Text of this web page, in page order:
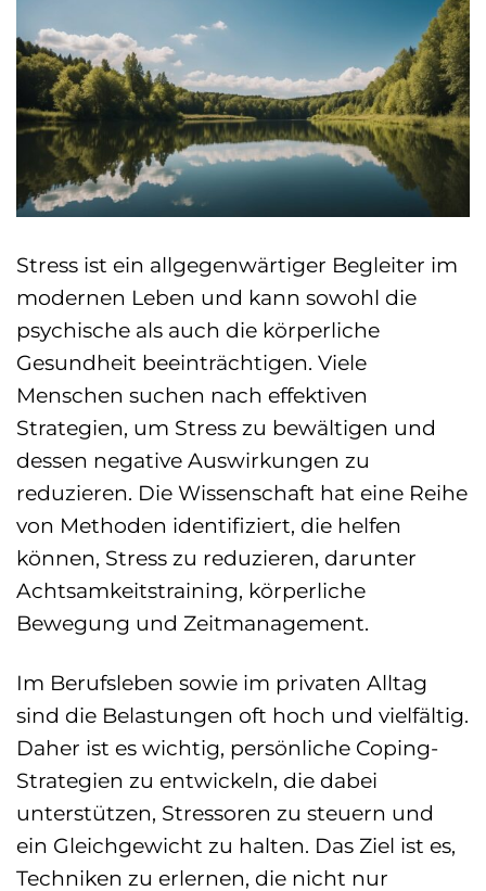
Stress ist ein allgegenwärtiger Begleiter im
modernen Leben und kann sowohl die
psychische als auch die körperliche
Gesundheit beeinträchtigen. Viele
Menschen suchen nach effektiven
Strategien, um Stress zu bewältigen und
dessen negative Auswirkungen zu
reduzieren. Die Wissenschaft hat eine Reihe
von Methoden identifiziert, die helfen
können, Stress zu reduzieren, darunter
Achtsamkeitstraining, körperliche
Bewegung und Zeitmanagement.
Im Berufsleben sowie im privaten Alltag
sind die Belastungen oft hoch und vielfältig.
Daher ist es wichtig, persönliche Coping-
Strategien zu entwickeln, die dabei
unterstützen, Stressoren zu steuern und
ein Gleichgewicht zu halten. Das Ziel ist es,
Techniken zu erlernen, die nicht nur